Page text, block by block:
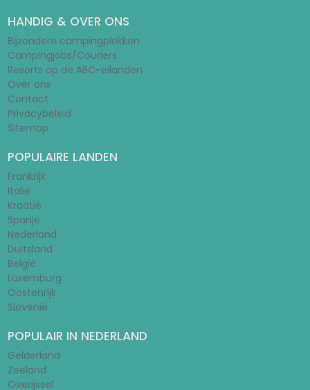
HANDIG & OVER ONS
Bijzondere campingplekken
Campingjobs/Couriers
Resorts op de ABC-eilanden
Over ons
Contact
Privacybeleid
Sitemap
POPULAIRE LANDEN
Frankrijk
Italië
Kroatië
Spanje
Nederland
Duitsland
België
Luxemburg
Oostenrijk
Slovenië
POPULAIR IN NEDERLAND
Gelderland
Zeeland
Overijssel